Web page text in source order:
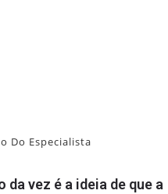
Do Especialista
da vez é a ideia de que a